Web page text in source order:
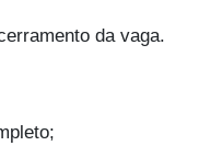
da vaga.